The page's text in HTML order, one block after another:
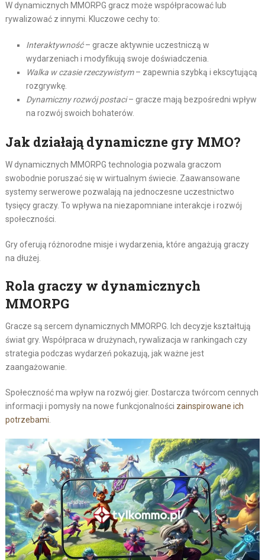
W dynamicznych MMORPG gracz może współpracować lub
rywalizować z innymi. Kluczowe cechy to:
Interaktywność– gracze aktywnie uczestniczą w
wydarzeniach i modyfikują swoje doświadczenia.
Walka w czasie rzeczywistym– zapewnia szybką i ekscytującą
rozgrywkę.
Dynamiczny rozwój postaci– gracze mają bezpośredni wpływ
na rozwój swoich bohaterów.
Jak działają dynamiczne gry MMO?
W dynamicznych MMORPG technologia pozwala graczom
swobodnie poruszać się w wirtualnym świecie. Zaawansowane
systemy serwerowe pozwalają na jednoczesne uczestnictwo
tysięcy graczy. To wpływa na niezapomniane interakcje i rozwój
społeczności.
Gry oferują różnorodne misje i wydarzenia, które angażują graczy
na dłużej.
Rola graczy w dynamicznych
MMORPG
Gracze są sercem dynamicznych MMORPG. Ich decyzje kształtują
świat gry. Współpraca w drużynach, rywalizacja w rankingach czy
strategia podczas wydarzeń pokazują, jak ważne jest
zaangażowanie.
Społeczność ma wpływ na rozwój gier. Dostarcza twórcom cennych
informacji i pomysły na nowe funkcjonalności zainspirowane ich
potrzebami.